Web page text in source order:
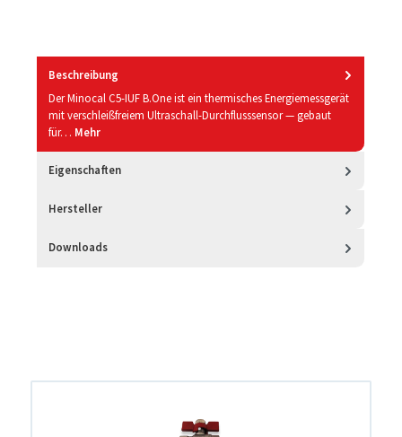
Beschreibung
Der Minocal C5-IUF B.One ist ein thermisches Energiemessgerät
mit verschleißfreiem Ultraschall-Durchflusssensor — gebaut
für… Mehr
Eigenschaften
Hersteller
Downloads